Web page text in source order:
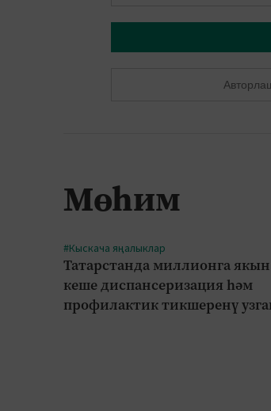
Мөһим
#Кыскача яңалыклар
Татарстанда миллионга якын
кеше диспансеризация һәм
профилактик тикшеренү